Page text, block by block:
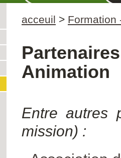
acceuil > Formation
Animation
Entre autres
mission) :